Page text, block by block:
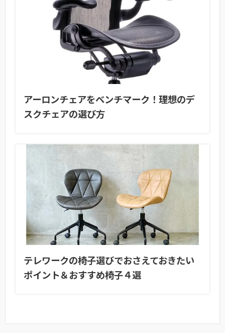
アーロンチェアをベンチマーク！理想のデ
スクチェアの選び方
テレワークの椅子選びでおさえておきたい
ポイント＆おすすめ椅子４選